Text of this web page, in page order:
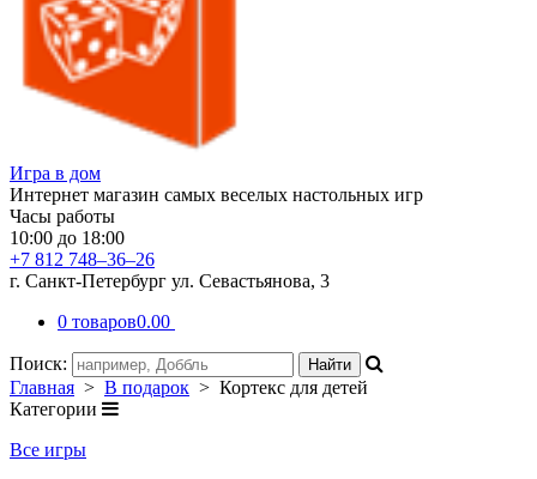
Игра в дом
Интернет магазин самых веселых настольных игр
Часы работы
10:00 до 18:00
+7 812 748–36–26
г. Санкт-Петербург ул. Севастьянова, 3
0 товаров0.00
Поиск:
Главная > В подарок > Кортекс для детей
Категории
Все игры